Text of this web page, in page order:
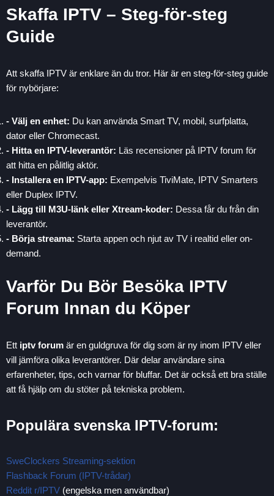
Skaffa IPTV – Steg-för-steg
Guide
Att skaffa IPTV är enklare än du tror. Här är en steg-för-steg guide
för nybörjare:
- Välj en enhet: Du kan använda Smart TV, mobil, surfplatta,
dator eller Chromecast.
- Hitta en IPTV-leverantör: Läs recensioner på IPTV forum för
att hitta en pålitlig aktör.
- Installera en IPTV-app: Exempelvis TiviMate, IPTV Smarters
eller Duplex IPTV.
- Lägg till M3U-länk eller Xtream-koder: Dessa får du från din
leverantör.
- Börja streama: Starta appen och njut av TV i realtid eller on-
demand.
Varför Du Bör Besöka IPTV
Forum Innan du Köper
Ett iptv forum är en guldgruva för dig som är ny inom IPTV eller
vill jämföra olika leverantörer. Där delar användare sina
erfarenheter, tips, och varnar för bluffar. Det är också ett bra ställe
att få hjälp om du stöter på tekniska problem.
Populära svenska IPTV-forum:
SweClockers Streaming-sektion
Flashback Forum (IPTV-trådar)
Reddit r/IPTV (engelska men användbar)